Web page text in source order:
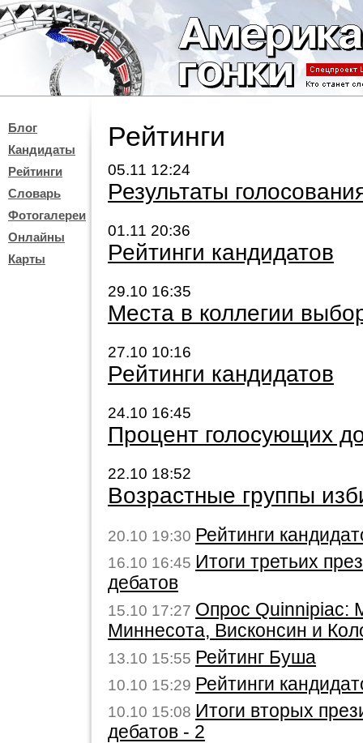
Блог
Кандидаты
Рейтинги
Словарь
Фотогалереи
Онлайны
Карты
Рейтинги
05.11 12:24
Результаты
01.11 20:36
Рейтинги кандидатов
29.10 16:35
Места в коллегии
27.10 10:16
Рейтинги кандидатов
24.10 16:45
Процент голосующих
22.10 18:52
Возрастные группы
20.10 19:30 Рейтинги
16.10 16:45 Итоги третьих
дебатов
15.10 17:27 Опрос Quinnipiac:
Миннесота, Висконсин и
13.10 15:55 Рейтинг Буша
10.10 15:29 Рейтинги
10.10 15:08 Итоги вторых
дебатов - 2